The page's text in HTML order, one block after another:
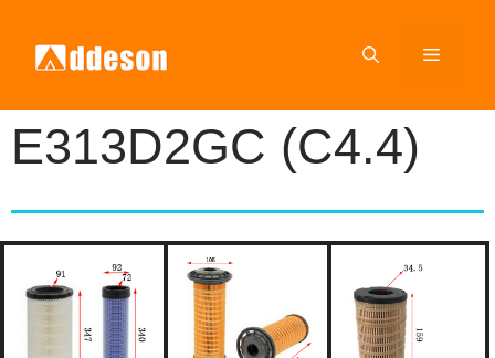
E313D2GC (C4.4)